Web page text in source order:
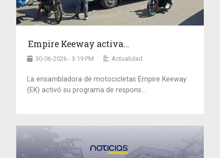
Empire Keeway activa...
30-06-2026 - 3:19 PM Actualidad
La ensambladora de motocicletas Empire Keeway
(EK) activó su programa de respons...